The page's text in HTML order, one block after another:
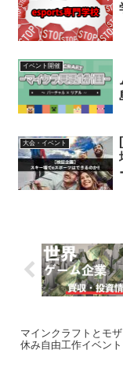
イベント開催
大会・イベント
マインクラフトとモ
休み自由工作イベン